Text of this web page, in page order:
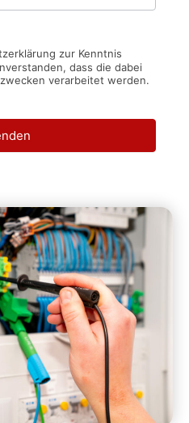
zur Kenntnis
dass die dabei
verarbeitet werden.